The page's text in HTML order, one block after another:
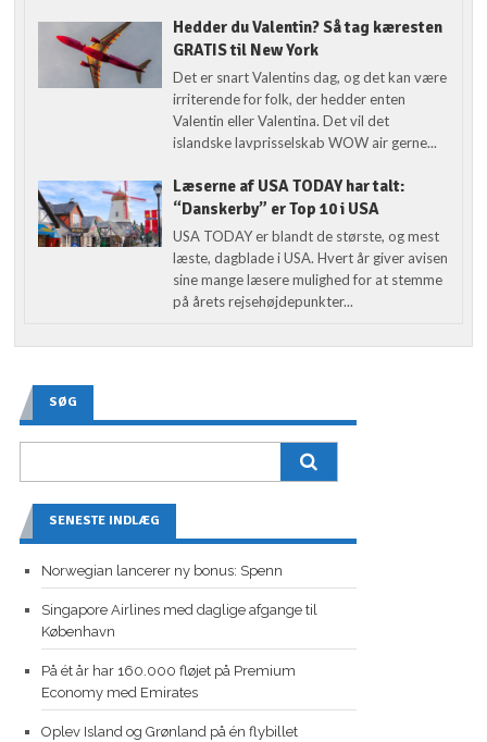
Hedder du Valentin? Så tag kæresten
GRATIS til New York
Det er snart Valentins dag, og det kan være
irriterende for folk, der hedder enten
Valentin eller Valentina. Det vil det
islandske lavprisselskab WOW air gerne...
Læserne af USA TODAY har talt:
“Danskerby” er Top 10 i USA
USA TODAY er blandt de største, og mest
læste, dagblade i USA. Hvert år giver avisen
sine mange læsere mulighed for at stemme
på årets rejsehøjdepunkter...
SØG
SENESTE INDLÆG
Norwegian lancerer ny bonus: Spenn
Singapore Airlines med daglige afgange til
København
På ét år har 160.000 fløjet på Premium
Economy med Emirates
Oplev Island og Grønland på én flybillet